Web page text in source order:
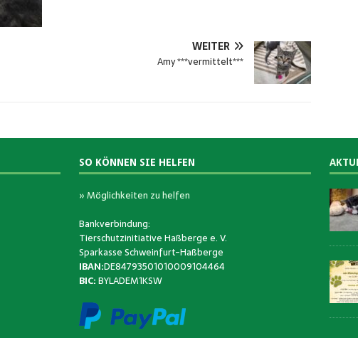
WEITER
Amy ***vermittelt***
SO KÖNNEN SIE HELFEN
» Möglichkeiten zu helfen
Bankverbindung:
Tierschutzinitiative Haßberge e. V.
Sparkasse Schweinfurt-Haßberge
IBAN:DE84793501010009104464
BIC:BYLADEM1KSW